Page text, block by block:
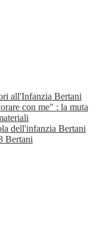
all'Infanzia Bertani
con me" : la muta
dell'infanzia Bertani
Bertani